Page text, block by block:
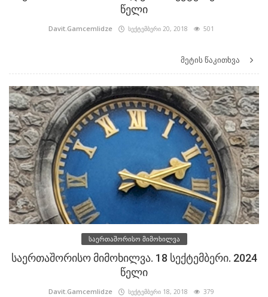
წელი
Davit.Gamcemlidze სექტემბერი 20, 2018 501
მეტის წაკითხვა
საერთაშორისო მიმოხილვა
საერთაშორისო მიმოხილვა. 18 სექტემბერი. 2024
წელი
Davit.Gamcemlidze სექტემბერი 18, 2018 379